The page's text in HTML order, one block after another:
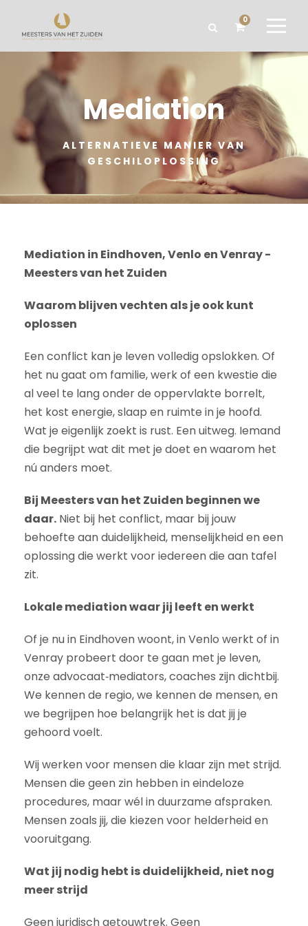
0
Mediation
ALTERNATIEVE MANIER VAN
GESCHILOPLOSSING
Mediation in Eindhoven, Venlo en Venray -
Meesters van het Zuiden
Waarom blijven vechten als je ook kunt
oplossen
Een conflict kan je leven volledig opslokken. Of
het nu gaat om familie, werk of een kwestie die
al veel te lang onder de oppervlakte borrelt,
het kost energie, slaap en ruimte in je hoofd.
Wat je eigenlijk zoekt is rust. Een uitweg. Iemand
die begrijpt wat dit met je doet en waarom het
nú anders moet.
Bij Meesters van het Zuiden beginnen we
daar. Niet bij het conflict, maar bij jouw
behoefte aan duidelijkheid, menselijkheid en een
oplossing die werkt voor iedereen die aan tafel
zit.
Lokale mediation waar jij leeft en werkt
Of je nu in Eindhoven woont, in Venlo werkt of in
Venray probeert door te gaan met je leven,
onze advocaat‑mediators, coaches zijn dichtbij.
We kennen de regio, we kennen de mensen, en
we begrijpen hoe belangrijk het is dat jij je
gehoord voelt.
Wij werken voor mensen die klaar zijn met strijd.
Mensen die geen zin hebben in eindeloze
procedures, maar wél in duurzame afspraken.
Mensen zoals jij, die kiezen voor helderheid en
vooruitgang.
Wat jij nodig hebt is duidelijkheid, niet nog
meer strijd
Geen juridisch getouwtrek. Geen